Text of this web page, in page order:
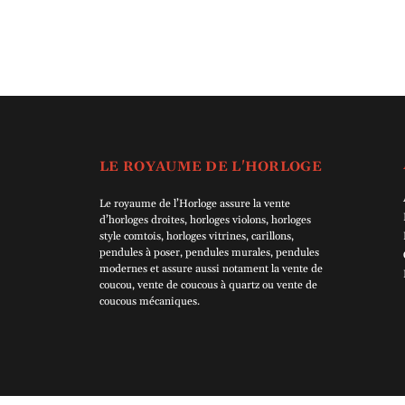
LE ROYAUME DE L'HORLOGE
Le royaume de l’Horloge assure la vente
d’horloges droites, horloges violons, horloges
style comtois, horloges vitrines, carillons,
pendules à poser, pendules murales, pendules
modernes et assure aussi notament la vente de
coucou, vente de coucous à quartz ou vente de
coucous mécaniques.